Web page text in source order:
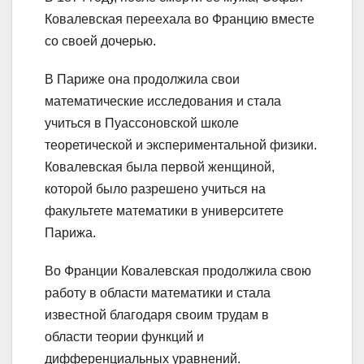
Ковалевская переехала во Францию вместе
со своей дочерью.
В Париже она продолжила свои
математические исследования и стала
учиться в Пуассоновской школе
теоретической и экспериментальной физики.
Ковалевская была первой женщиной,
которой было разрешено учиться на
факультете математики в университете
Парижа.
Во Франции Ковалевская продолжила свою
работу в области математики и стала
известной благодаря своим трудам в
области теории функций и
дифференциальных уравнений.